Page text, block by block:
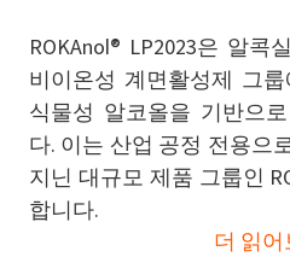
ROKAnol® LP2023은 알
비이온성 계면활성제 그
식물성 알코올을 기반으
다. 이는 산업 공정 전용으
지닌 대규모 제품 그룹인
합니다.
더 읽어